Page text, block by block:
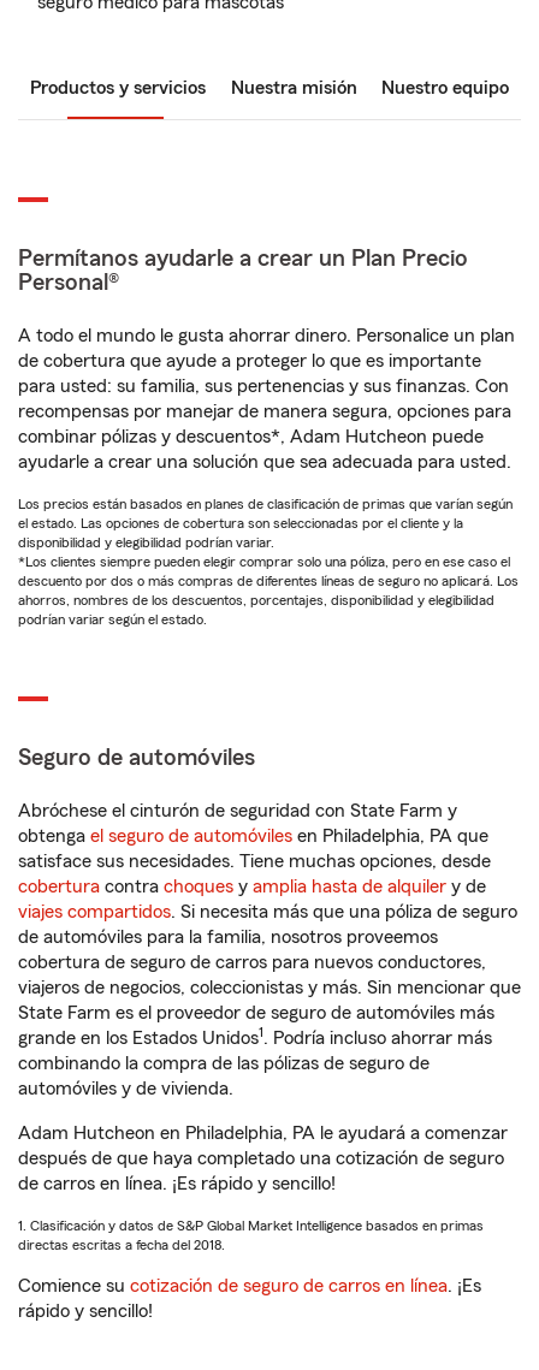
Productos y servicios Nuestra misión Nuestro equipo
Permítanos ayudarle a crear un Plan Precio
Personal®
A todo el mundo le gusta ahorrar dinero. Personalice un plan
de cobertura que ayude a proteger lo que es importante
para usted: su familia, sus pertenencias y sus finanzas. Con
recompensas por manejar de manera segura, opciones para
combinar pólizas y descuentos*, Adam Hutcheon puede
ayudarle a crear una solución que sea adecuada para usted.
Los precios están basados en planes de clasificación de primas que varían según
el estado. Las opciones de cobertura son seleccionadas por el cliente y la
disponibilidad y elegibilidad podrían variar.
*Los clientes siempre pueden elegir comprar solo una póliza, pero en ese caso el
descuento por dos o más compras de diferentes líneas de seguro no aplicará. Los
ahorros, nombres de los descuentos, porcentajes, disponibilidad y elegibilidad
podrían variar según el estado.
Seguro de automóviles
Abróchese el cinturón de seguridad con State Farm y
obtenga el seguro de automóviles en Philadelphia, PA que
satisface sus necesidades. Tiene muchas opciones, desde
cobertura contra choques y amplia hasta de alquiler y de
viajes compartidos. Si necesita más que una póliza de seguro
de automóviles para la familia, nosotros proveemos
cobertura de seguro de carros para nuevos conductores,
viajeros de negocios, coleccionistas y más. Sin mencionar que
State Farm es el proveedor de seguro de automóviles más
grande en los Estados Unidos1. Podría incluso ahorrar más
combinando la compra de las pólizas de seguro de
automóviles y de vivienda.
Adam Hutcheon en Philadelphia, PA le ayudará a comenzar
después de que haya completado una cotización de seguro
de carros en línea. ¡Es rápido y sencillo!
1. Clasificación y datos de S&P Global Market Intelligence basados en primas
directas escritas a fecha del 2018.
Comience su cotización de seguro de carros en línea. ¡Es
rápido y sencillo!